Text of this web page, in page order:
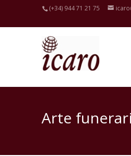
(+34) 944 71 21 75
Arte